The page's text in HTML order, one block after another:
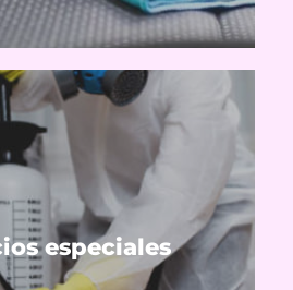
especiales
inundaciones, control de
post covid.
Ver servicios